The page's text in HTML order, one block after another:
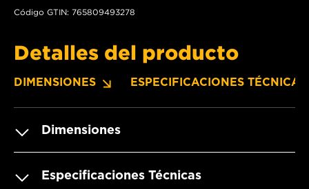
Código GTIN: 765809493278
Detalles del producto
DIMENSIONES ESPECIFICACIONES TÉCNICAS
Dimensiones
Especificaciones Técnicas